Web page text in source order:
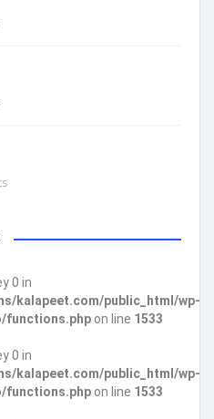
0 in
kalapeet.com/public_html/wp-
functions.php on line 1533
0 in
kalapeet.com/public_html/wp-
functions.php on line 1533